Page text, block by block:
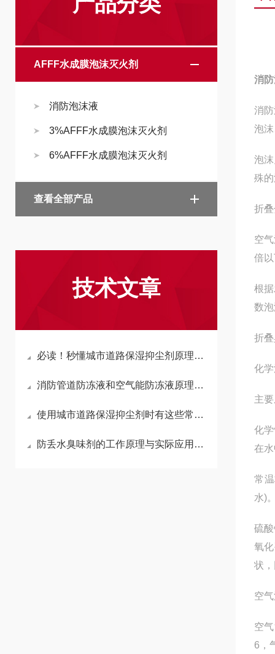
AFFF水成膜泡沫灭火剂
消防泡沫液
3%AFFF水成膜泡沫灭火剂
6%AFFF水成膜泡沫灭火剂
查看全部产品
技术文章
必读！秒懂城市道路保湿抑尘剂原理、计算方法及注意事项
消防管道防冻液和空气能防冻液原理、产品特点及适用场景汇总
使用城市道路保湿抑尘剂时有这些常识需要了解一下
防丢水臭味剂的工作原理与实际应用作用
消
消
泡
泡
殊
折
空
倍
根
数
折
化
主
化
在
常
水)
硫
氧
状
空
空
6，